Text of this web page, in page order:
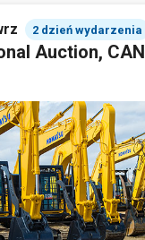
2 dzień wydarzenia
Auction, CAN